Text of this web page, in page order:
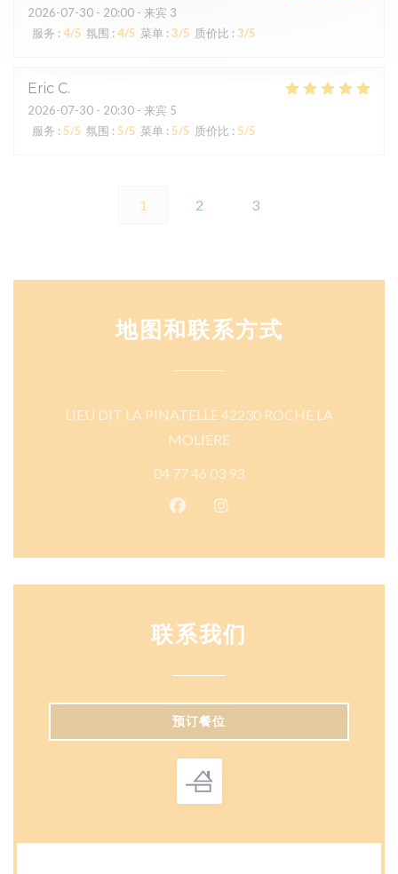
2026-07-30 - 20:00 - 来宾 3
服务 : 4/5 氛围 :4/5 菜单 : 3/5 质价比 :3/5
Eric C
2026-07-30 - 20:30 - 来宾 5
服务 : 5/5 氛围 : 5/5 菜单 : 5/5 质价比 : 5/5
1 2 3
地图和联系方式
LIEU DIT LA PINATELLE 42230 ROCHE LA
MOLIERE((在新窗口中打开))
04 77 46 03 93
Facebook ((在新窗口中打开))
Instagram ((在新窗口中
联系我们
预订餐位